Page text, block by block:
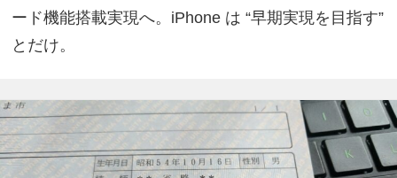
ード機能搭載実現へ。iPhone は “早期実現を目指す”
とだけ。